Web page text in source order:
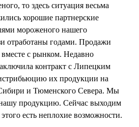
то здесь ситуация весьма
хорошие партнерские
мороженого нашего
отработаны годами. Продажи
вместе с рынком. Недавно
контракт с Липецким
их продукции на
и Тюменского Севера. Мы
продукцию. Сейчас выходим
есть неплохие возможности.